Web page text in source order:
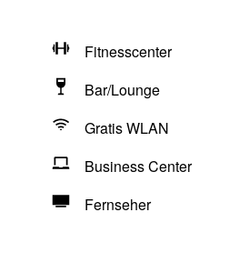
Fitnesscenter
Bar/Lounge
Gratis WLAN
Business Center
Fernseher